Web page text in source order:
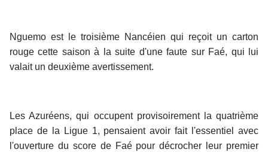
Nguemo est le troisième Nancéien qui reçoit un carton
rouge cette saison à la suite d'une faute sur Faé, qui lui
valait un deuxième avertissement.
Les Azuréens, qui occupent provisoirement la quatrième
place de la Ligue 1, pensaient avoir fait l'essentiel avec
l'ouverture du score de Faé pour décrocher leur premier